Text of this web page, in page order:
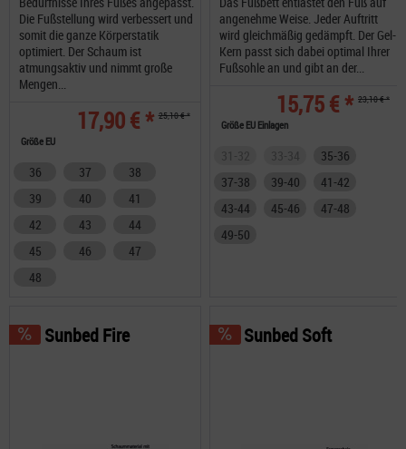
Die Fußstellung wird verbessert und
somit die ganze Körperstatik
optimiert. Der Schaum ist
atmungsaktiv und nimmt große
Mengen...
17,90 € * 25,10 € *
Größe EU
36 37
38
39
40
41
42
43
44
45
46
47
48
angenehme Weise. Jeder Auftritt
wird gleichmäßig gedämpft. Der Gel-
Kern passt sich dabei optimal Ihrer
Fußsohle an und gibt an der...
15,75 € * 23,10 € *
Größe EU Einlagen
35-36
37-38
39-40
41-42
43-44
45-46
47-48
49-50
Sunbed Fire Sunbed Soft